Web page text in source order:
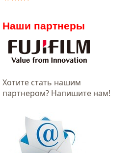
Наши партнеры
Хотитe стать нашим
партнером? Напишите нам!